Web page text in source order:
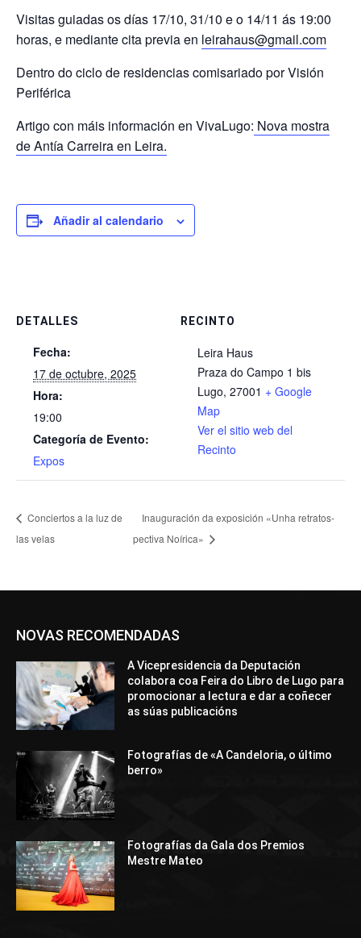
Visitas guiadas os días 17/10, 31/10 e o 14/11 ás 19:00
horas, e mediante cita previa en leirahaus@gmail.com
Dentro do ciclo de residencias comisariado por Visión
Periférica
Artigo con máis información en VivaLugo: Nova mostra
de Antía Carreira en Leira.
Añadir al calendario
DETALLES
Fecha:
17 de octubre, 2025
Hora:
19:00
Categoría de Evento:
Expos
RECINTO
Leira Haus
Praza do Campo 1 bis
Lugo, 27001 + Google
Map
Ver el sitio web del
Recinto
Conciertos a la luz de
las velas
Inauguración da exposición «Unha retratos-
pectiva Noírica»
NOVAS RECOMENDADAS
A Vicepresidencia da Deputación
colabora coa Feira do Libro de Lugo para
promocionar a lectura e dar a coñecer
as súas publicacións
Fotografías de «A Candeloria, o último
berro»
Fotografías da Gala dos Premios
Mestre Mateo